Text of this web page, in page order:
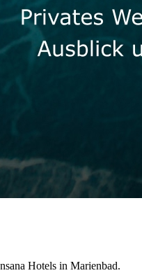
Hotels in Marienbad.